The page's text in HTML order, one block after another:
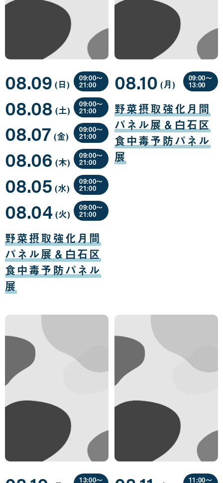
野菜摂取強化月間
パネル展＆白石区
食中毒予防パネル
展
08.04
月
04
日
(火曜
日
)
09:00〜
21:00
08.05
月
05
(水曜
日
)
09:00〜
21:00
08.06
月
06
(木曜
日
)
09:00〜
21:00
08.07
月
07
(金曜
日
)
09:00〜
21:00
08.08
月
08
(土曜
日
)
09:00〜
21:00
08.09
月
09
日
(日曜
日
)
09:00〜
21:00
野菜摂取強化月間
パネル展＆白石区
食中毒予防パネル
展
08.10
月
10
日
(月曜
日
)
09:00〜
13:00
13:00〜 11:00〜